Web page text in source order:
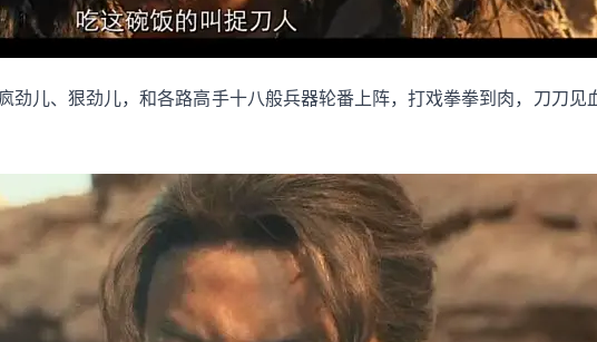
劲儿、狠劲儿，和各路高手十八般兵器轮番上阵，打戏拳拳到肉，刀刀